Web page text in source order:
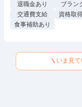
退職金あり
ブラン
交通費支給
資格取
食事補助あり
いま見て